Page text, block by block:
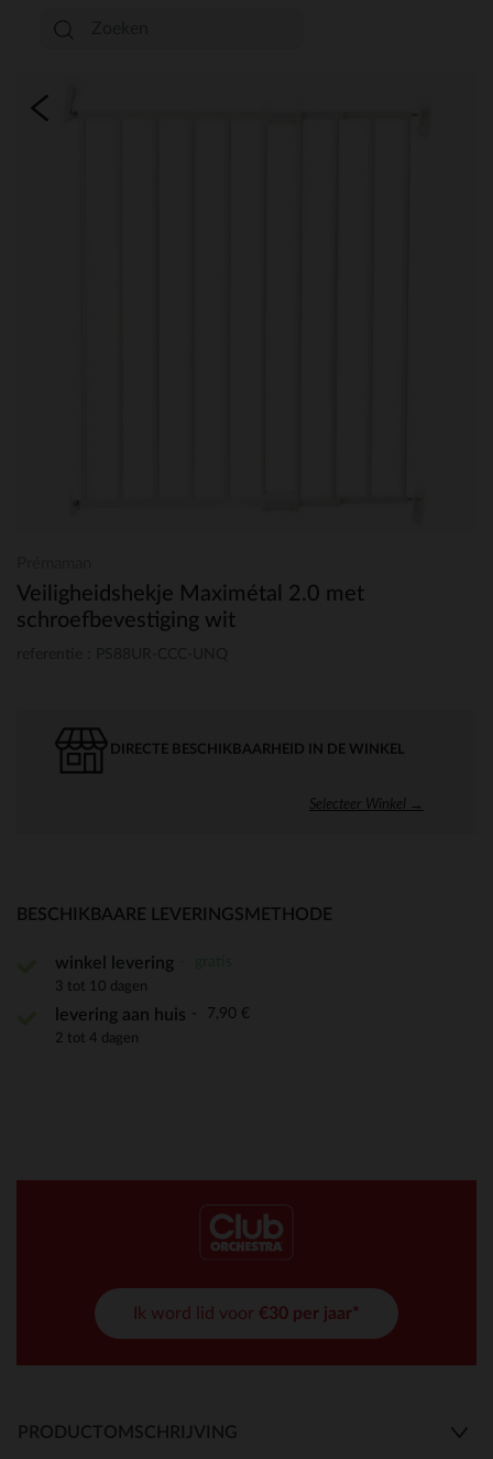
Veiligheidshekje Maximétal 2.0 met
schroefbevestiging wit
DIRECTE BESCHIKBAARHEID IN DE WINKEL
Selecteer Winkel →
BESCHIKBAARE LEVERINGSMETHODE
winkel levering
3 tot 10 dagen
levering aan huis 7,90 €
2 tot 4 dagen
Ik word lid voor €30 per jaar*
PRODUCTOMSCHRIJVING